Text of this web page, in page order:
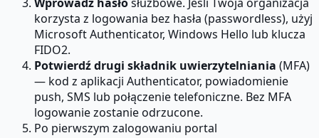
korzysta z logowania bez hasła (passwordless), użyj
Microsoft Authenticator, Windows Hello lub klucza
FIDO2.
Potwierdź drugi składnik uwierzytelniania (MFA)
— kod z aplikacji Authenticator, powiadomienie
push, SMS lub połączenie telefoniczne. Bez MFA
logowanie zostanie odrzucone.
Po pierwszym zalogowaniu portal